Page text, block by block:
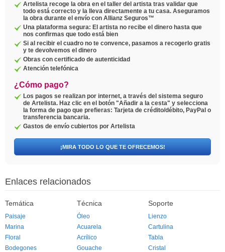
Artelista recoge la obra en el taller del artista tras validar que
todo está correcto y la lleva directamente a tu casa. Aseguramos
la obra durante el envío con Allianz Seguros™
Una plataforma segura: El artista no recibe el dinero hasta que
nos confirmas que todo está bien
Si al recibir el cuadro no te convence, pasamos a recogerlo gratis
y te devolvemos el dinero
Obras con certificado de autenticidad
Atención telefónica
¿Cómo pago?
Los pagos se realizan por internet, a través del sistema seguro
de Artelista. Haz clic en el botón "Añadir a la cesta" y selecciona
la forma de pago que prefieras: Tarjeta de crédito/débito, PayPal o
transferencia bancaria.
Gastos de envío cubiertos por Artelista
¡MIRA TODO LO QUE TE OFRECEMOS!
Enlaces relacionados
Temática
Paisaje
Marina
Floral
Bodegones
Técnica
Óleo
Acuarela
Acrílico
Gouache
Soporte
Lienzo
Cartulina
Tabla
Cristal